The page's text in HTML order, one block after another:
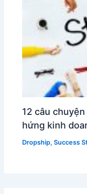
12 câu
hứng kinh
Dropship,Success